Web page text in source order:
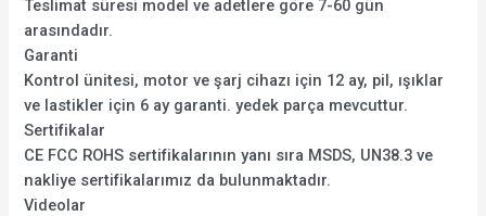
Teslimat süresi model ve adetlere göre 7-60 gün
arasındadır.
Garanti
Kontrol ünitesi, motor ve şarj cihazı için 12 ay, pil, ışıklar
ve lastikler için 6 ay garanti. yedek parça mevcuttur.
Sertifikalar
CE FCC ROHS sertifikalarının yanı sıra MSDS, UN38.3 ve
nakliye sertifikalarımız da bulunmaktadır.
Videolar